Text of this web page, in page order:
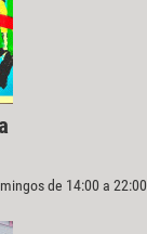
de 14:00 a 22:00